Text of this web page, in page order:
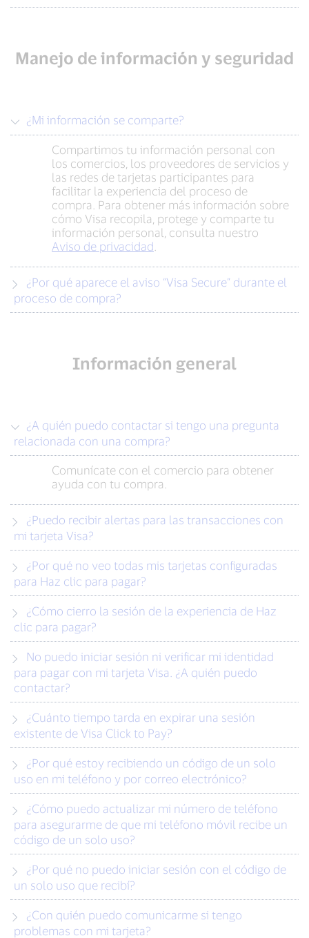
Manejo de información y seguridad
¿Mi información se comparte?
Compartimos tu información personal con
los comercios, los proveedores de servicios y
las redes de tarjetas participantes para
facilitar la experiencia del proceso de
compra. Para obtener más información sobre
cómo Visa recopila, protege y comparte tu
información personal, consulta nuestro
Aviso de privacidad
proceso de compra?
Información general
relacionada con una compra?
Comunícate con el comercio para obtener
ayuda con tu compra.
mi tarjeta Visa?
para Haz clic para pagar?
clic para pagar?
para pagar con mi tarjeta Visa. ¿A quién puedo
contactar?
existente de Visa Click to Pay?
uso en mi teléfono y por correo electrónico?
para asegurarme de que mi teléfono móvil recibe un
código de un solo uso?
un solo uso que recibí?
problemas con mi tarjeta?